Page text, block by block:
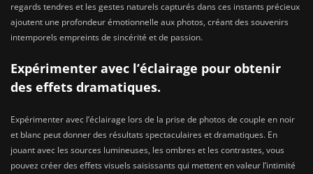
regards tendres et les gestes naturels capturés dans ces instants précieux
ajoutent une profondeur émotionnelle aux photos, créant des souvenirs
intemporels empreints de sincérité et de passion.
Expérimenter avec l’éclairage pour obtenir
des effets dramatiques.
Expérimenter avec l’éclairage lors de la prise de photos de couple en noir
et blanc peut donner des résultats spectaculaires et dramatiques. En
jouant avec les sources lumineuses, les ombres et les contrastes, vous
pouvez créer des effets visuels saisissants qui mettent en valeur l’intimité